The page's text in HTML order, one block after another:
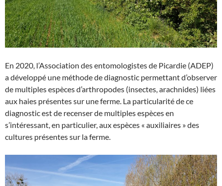
En 2020, l’Association des entomologistes de Picardie (ADEP)
a développé une méthode de diagnostic permettant d’observer
de multiples espèces d’arthropodes (insectes, arachnides) liées
aux haies présentes sur une ferme. La particularité de ce
diagnostic est de recenser de multiples espèces en
s’intéressant, en particulier, aux espèces « auxiliaires » des
cultures présentes sur la ferme.